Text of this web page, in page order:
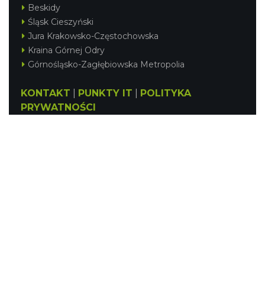
Beskidy
Śląsk Cieszyński
Jura Krakowsko-Częstochowska
Kraina Górnej Odry
Górnośląsko-Zagłębiowska Metropolia
KONTAKT PUNKTY IT
POLITYKA
PRYWATNOŚCI